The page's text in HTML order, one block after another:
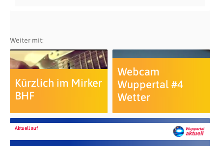
Weiter mit:
Kürzlich im Mirker
BHF
Webcam
Wuppertal #4
Wetter
Aktuell auf